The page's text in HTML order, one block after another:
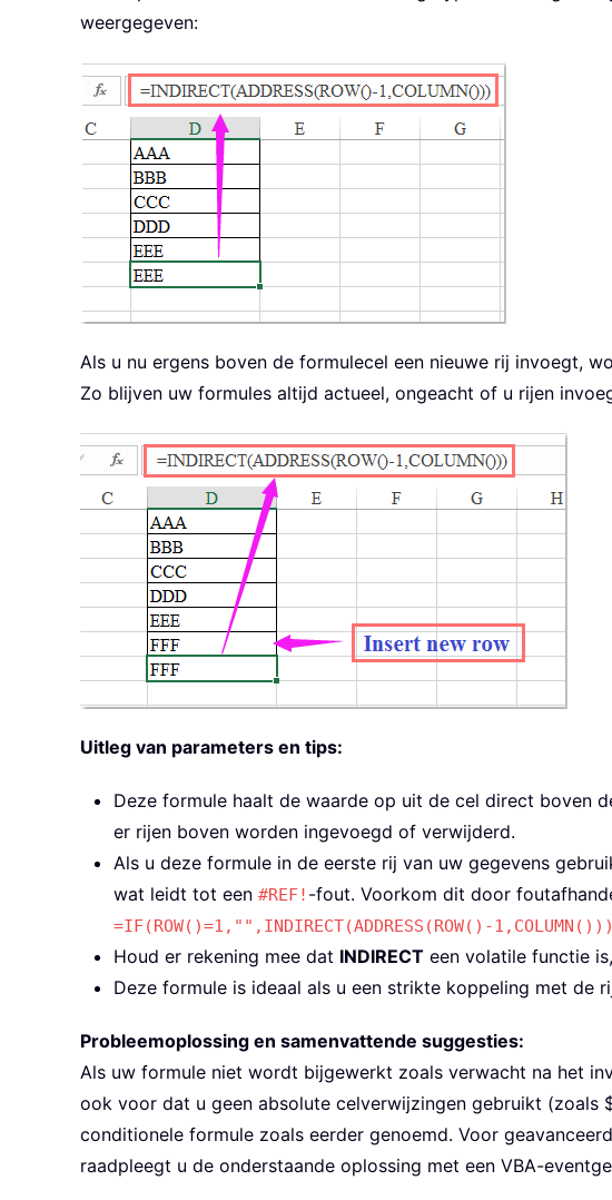
weergegeven:
Als u nu ergens boven de formulecel een nieuwe rij invoegt,
Zo blijven uw formules altijd actueel, ongeacht of u rijen
Uitleg van parameters en tips:
Deze formule haalt de waarde op uit de cel direct boven
er rijen boven worden ingevoegd of verwijderd.
Als u deze formule in de eerste rij van uw gegevens
wat leidt tot een #REF! -fout. Voorkom dit door
=IF(ROW()=1,"",INDIRECT(ADDRESS(ROW()-
Houd er rekening mee dat INDIRECT een volatile functie
Deze formule is ideaal als u een strikte koppeling met de
Probleemoplossing en samenvattende suggesties:
Als uw formule niet wordt bijgewerkt zoals verwacht na het
ook voor dat u geen absolute celverwijzingen gebruikt (zoals
conditionele formule zoals eerder genoemd. Voor
raadpleegt u de onderstaande oplossing met een VBA-